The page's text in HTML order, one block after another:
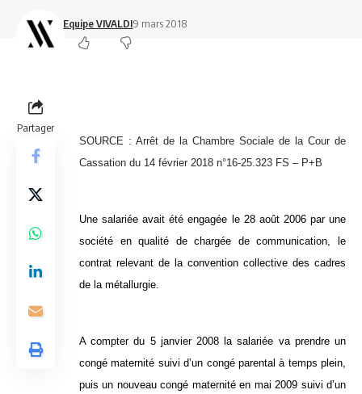
Equipe VIVALDI9 mars 2018
Partager
SOURCE : Arrêt de la Chambre Sociale de la Cour de
Cassation du 14 février 2018 n°16-25.323 FS – P+B
Une salariée avait été engagée le 28 août 2006 par une
société en qualité de chargée de communication, le
contrat relevant de la convention collective des cadres
de la métallurgie.
A compter du 5 janvier 2008 la salariée va prendre un
congé maternité suivi d’un congé parental à temps plein,
puis un nouveau congé maternité en mai 2009 suivi d’un